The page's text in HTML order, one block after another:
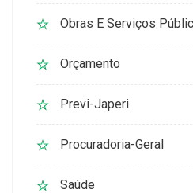
Obras E Serviços
Orçamento
Previ-Japeri
Procuradoria-Geral
Saúde